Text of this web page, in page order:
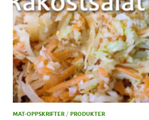
MAT-OPPSKRIFTER / PRODUKTER